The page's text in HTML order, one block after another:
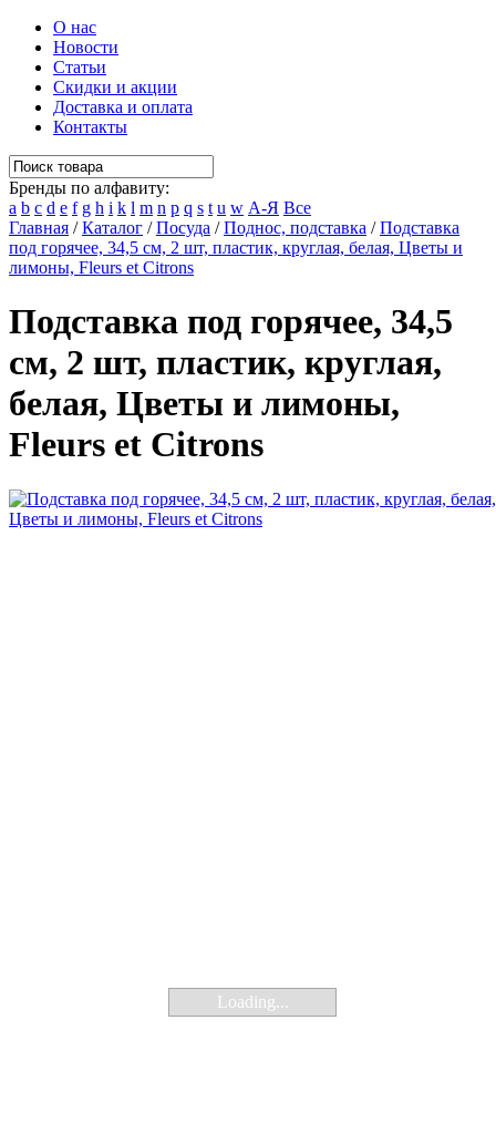
О нас
Новости
Статьи
Скидки и акции
Доставка и оплата
Контакты
Бренды по алфавиту:
a b c d e f g h i k l m n p q s t u w А-Я Все
Главная /Каталог /Посуда /Поднос, подставка /Подставка
под горячее, 34,5 см, 2 шт, пластик, круглая, белая, Цветы и
лимоны, Fleurs et Citrons
Подставка под горячее, 34,5
см, 2 шт, пластик, круглая,
белая, Цветы и лимоны,
Fleurs et Citrons
Loading...